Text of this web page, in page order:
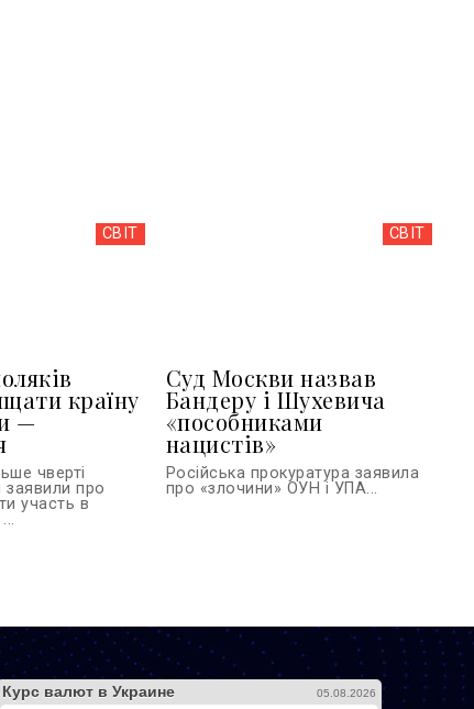
СВІТ
країну
—
чверті
заявили про
участь в
СВІТ
Суд Москви назвав
Бандеру і Шухевича
«пособниками
нацистів»
Російська прокуратура заявила
про «злочини» ОУН і УПА...